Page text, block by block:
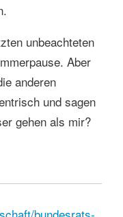
unbeachteten
Aber
anderen
und sagen
gehen als mir?